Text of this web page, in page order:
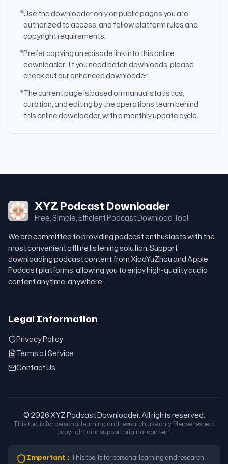
Use the downloader only on public pages you are
authorized to access, and follow platform rules and
copyright requirements.
Prefer copying an episode link into this online
downloader. If you need batch downloads, please
check out our enhanced downloader.
The current page is based on manual statistics,
curation, and editing by the operations team behind
this online downloader, with a monthly update cycle.
XYZ Podcast Downloader
Free, Simple, Efficient Podcast Download Tool
We are committed to providing podcast enthusiasts with the
most convenient offline listening solution. Support
downloading podcast content from XiaoYuZhou and Apple
Podcast platforms, allowing you to enjoy high-quality audio
content anytime, anywhere.
Legal Information
Privacy Policy
Terms of Service
Contact Us
© 2026 XYZ Podcast Downloader. All rights reserved.
This tool is for personal learning and research use only. Please respect
copyright and support original content.
Important ： This tool is for personal learning and research